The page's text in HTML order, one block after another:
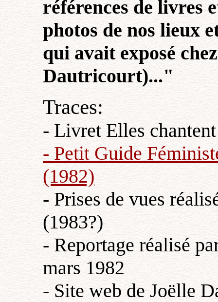
références de livres
photos de nos lieux
qui avait exposé
Dautricourt)..."
Traces:
- Livret Elles
- Petit Guide
(1982)
- Prises de vues
(1983?)
- Reportage réalisé
mars 1982
- Site web de Joëlle